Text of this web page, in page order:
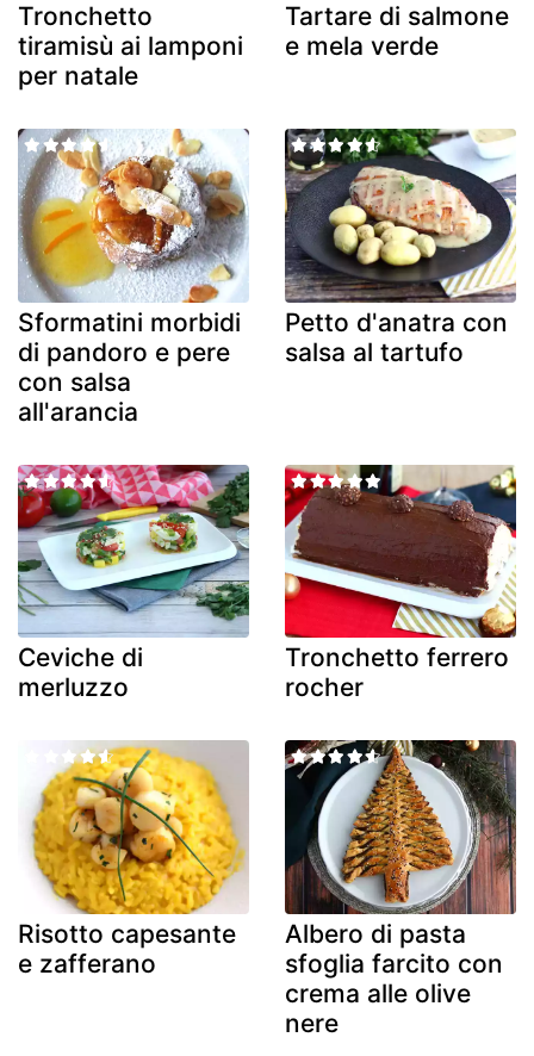
Tronchetto
tiramisù ai lamponi
per natale
Tartare di salmone
e mela verde
Sformatini morbidi
di pandoro e pere
con salsa
all'arancia
Petto d'anatra con
salsa al tartufo
Ceviche di
merluzzo
Tronchetto ferrero
rocher
Risotto capesante
e zafferano
Albero di pasta
sfoglia farcito con
crema alle olive
nere